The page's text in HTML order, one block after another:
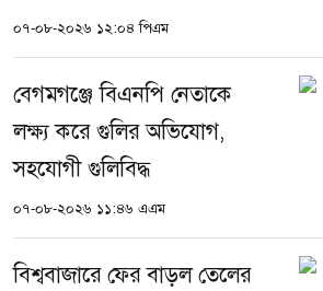
০৭-০৮-২০২৬ ১২:০৪ পিএম
বেগমগঞ্জে বিএনপি নেতাকে
লক্ষ্য করে গুলির অভিযোগ,
সহযোগী গুলিবিদ্ধ
০৭-০৮-২০২৬ ১১:৪৬ এএম
বিশ্ববাজারে ফের বাড়ল তেলের